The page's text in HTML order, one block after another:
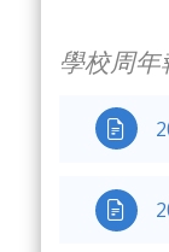
學校周年

